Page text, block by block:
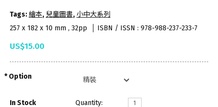
Tags:繪本, 兒童圖書, 小中大系列
257 x 182 x 10 mm , 32pp
ISBN / ISSN : 978-988-237-233-7
US$15.00
Option
In Stock Quantity: